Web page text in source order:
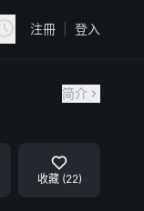
注冊 登入
简介
收藏 (22)